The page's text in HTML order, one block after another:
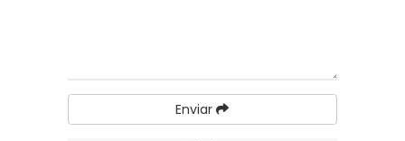
Enviar